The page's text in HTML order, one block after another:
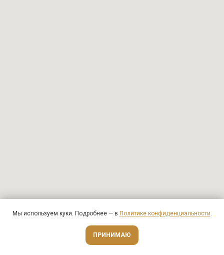
Мы используем куки. Подробнее — в Политике конфиденциальности.
ПРИНИМАЮОценить онлайн